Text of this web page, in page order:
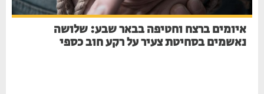
איומים ברצח וחטיפה בבאר שבע: שלושה
נאשמים בסחיטת צעיר על רקע חוב כספי